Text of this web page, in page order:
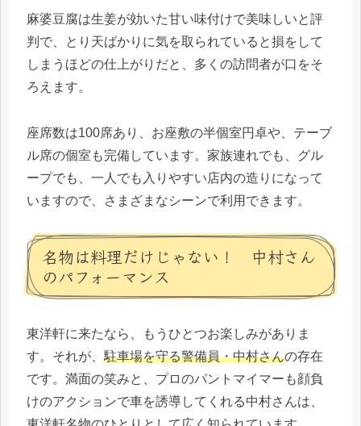
麻婆豆腐は生姜が効いた甘い味付けで美味しいと評
判で、とり天ばかりに気を取られていると損をして
しまうほどの仕上がりだと、多くの訪問者が口をそ
ろえます。
座席数は100席あり、お座敷の半個室円卓や、テーブ
ル席の個室も完備しています。家族連れでも、グル
ープでも、一人でも入りやすい店内の造りになって
いますので、さまざまなシーンで利用できます。
名物は料理だけじゃない！ 中村さん
のパフォーマンス
東洋軒に来たなら、もうひとつお楽しみがありま
す。それが、 駐車場を守る警備員・中村さんの存在
です。満面の笑みと、プロのパントマイマーも顔負
けのアクションで車を誘導してくれる中村さんは、